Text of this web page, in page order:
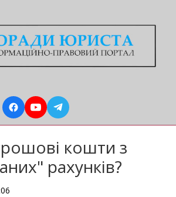
кошти з
рахунків?